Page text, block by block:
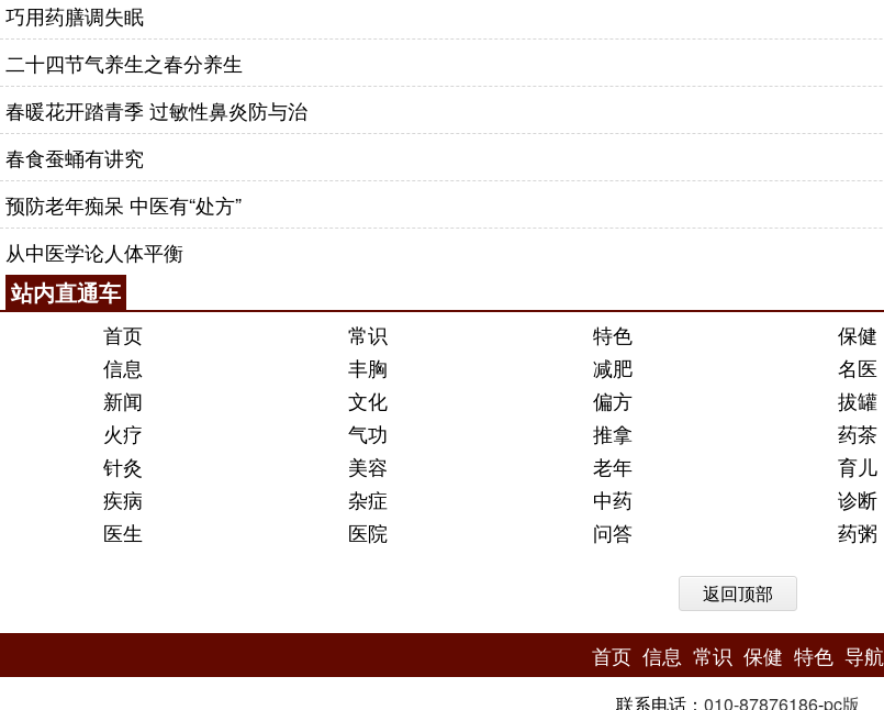
巧用药膳调失眠
二十四节气养生之春分养生
春暖花开踏青季 过敏性鼻炎防与治
春食蚕蛹有讲究
预防老年痴呆 中医有“处方”
从中医学论人体平衡
站内直通车
首页 常识 特色 保健
信息
丰胸 减肥 名医
新闻
文化 偏方 拔罐
火疗
气功 推拿 药茶
针灸
美容 老年 育儿
疾病
杂症 中药 诊断
医生
医院 问答 药粥
返回顶部
首页 信息 常识 保健 特色 导航
联系电话： 010-87876186-pc版